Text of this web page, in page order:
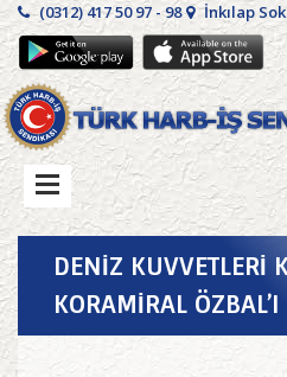
(0312) 417 50 97 - 98 İnkılap
DENİZ KUVVETLERİ
KORAMİRAL ÖZBAL’I